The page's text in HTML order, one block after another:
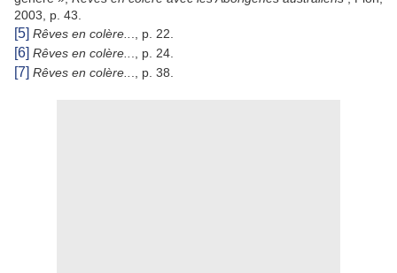
2003, p. 43.
[5] Rêves en colère.. p. 22.
[6] Rêves en colère.. ., p. 24.
[7] Rêves en colère.. ., p. 38.